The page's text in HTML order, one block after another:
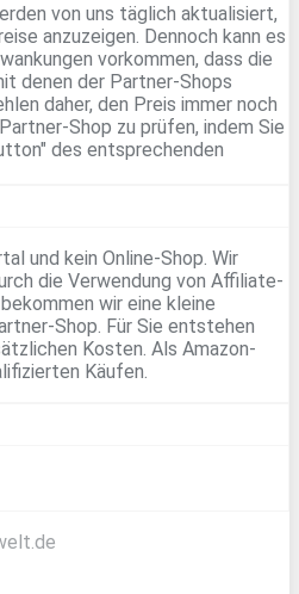
von uns täglich aktualisiert,
anzuzeigen. Dennoch kann es
vorkommen, dass die
denen der Partner-Shops
daher, den Preis immer noch
Shop zu prüfen, indem Sie
des entsprechenden
und kein Online-Shop. Wir
die Verwendung von Affiliate-
wir eine kleine
Shop. Für Sie entstehen
Kosten. Als Amazon-
Käufen.